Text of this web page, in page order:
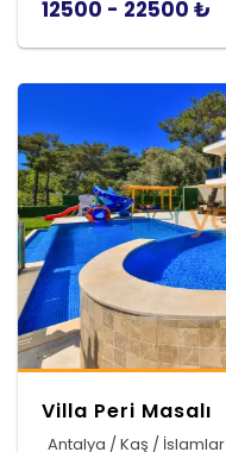
12500 - 22500 ₺
Villa Peri Masalı
Antalya / Kaş / İslamlar